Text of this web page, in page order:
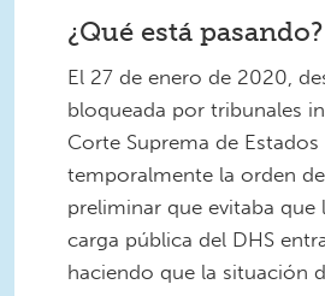
¿Qué está pasando?
El 27 de enero de 2020,
bloqueada por tribunales
Corte Suprema de
temporalmente la orden
preliminar que evitaba que
carga pública del DHS
haciendo que la situación